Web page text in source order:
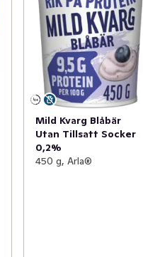
Mild Kvarg Blåbär
Utan Tillsatt Socker
0,2%
450 g, Arla®